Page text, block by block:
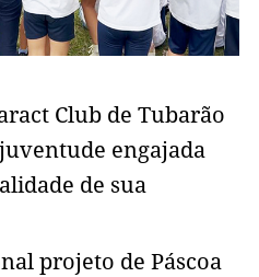
Club de Tubarão
engajada
de sua
projeto de Páscoa